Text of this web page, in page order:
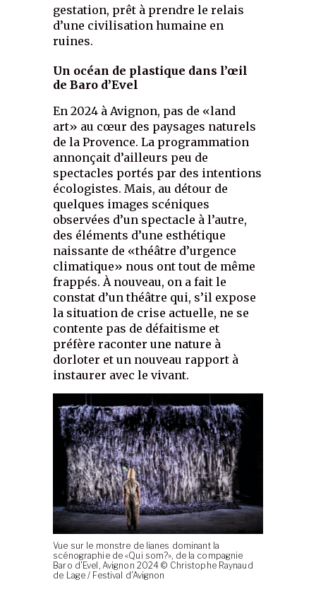
gestation, prêt à prendre le relais
d’une civilisation humaine en
ruines.
Un océan de plastique dans l’œil
de Baro d’Evel
En 2024 à Avignon, pas de «land
art» au cœur des paysages naturels
de la Provence. La programmation
annonçait d’ailleurs peu de
spectacles portés par des intentions
écologistes. Mais, au détour de
quelques images scéniques
observées d’un spectacle à l’autre,
des éléments d’une esthétique
naissante de «théâtre d’urgence
climatique» nous ont tout de même
frappés. À nouveau, on a fait le
constat d’un théâtre qui, s’il expose
la situation de crise actuelle, ne se
contente pas de défaitisme et
préfère raconter une nature à
dorloter et un nouveau rapport à
instaurer avec le vivant.
Vue sur le monstre de lianes dominant la
scénographie de «Qui som?», de la compagnie
Baro d’Evel, Avignon 2024 © Christophe Raynaud
de Lage / Festival d’Avignon